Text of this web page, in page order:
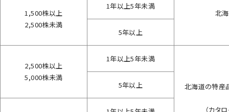
1,500株以上
2,500株未満
1年以上5年未満
北
5年以上
2,500株以上
5,000株未満
1年以上5年未満
北海道の特産
（カタ
5年以上